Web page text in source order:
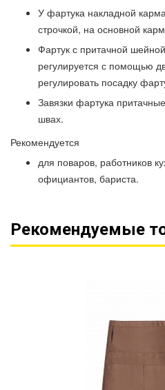
У фартука накладной
строчкой, на основной
Фартук с притачной
регулируется с помощью
регулировать посадку
Завязки фартука
швах.
Рекомендуется
для поваров, работников
официантов, бариста.
Рекомендуемые